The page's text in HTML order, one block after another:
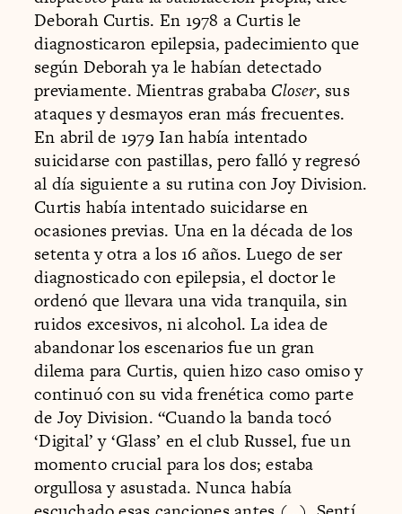
Deborah Curtis. En 1978 a Curtis le
diagnosticaron epilepsia, padecimiento que
según Deborah ya le habían detectado
previamente. Mientras grababa Closer, sus
ataques y desmayos eran más frecuentes.
En abril de 1979 Ian había intentado
suicidarse con pastillas, pero falló y regresó
al día siguiente a su rutina con Joy Division.
Curtis había intentado suicidarse en
ocasiones previas. Una en la década de los
setenta y otra a los 16 años. Luego de ser
diagnosticado con epilepsia, el doctor le
ordenó que llevara una vida tranquila, sin
ruidos excesivos, ni alcohol. La idea de
abandonar los escenarios fue un gran
dilema para Curtis, quien hizo caso omiso y
continuó con su vida frenética como parte
de Joy Division. “Cuando la banda tocó
‘Digital’ y ‘Glass’ en el club Russel, fue un
momento crucial para los dos; estaba
orgullosa y asustada. Nunca había